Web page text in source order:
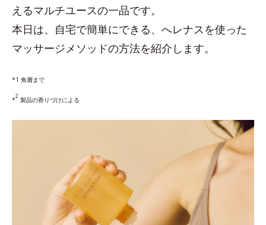
えるマルチユースの一品です。
本日は、自宅で簡単にできる、へレナスを使った
マッサージメソッドの方法を紹介します。
*1 角層まで
*2 製品の香りづけによる